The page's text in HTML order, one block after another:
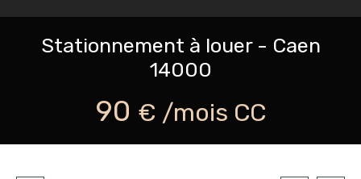
Stationnement à louer - Caen
14000
90 € /mois CC